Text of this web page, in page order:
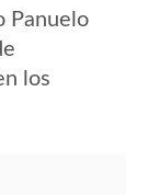
Panuelo
los